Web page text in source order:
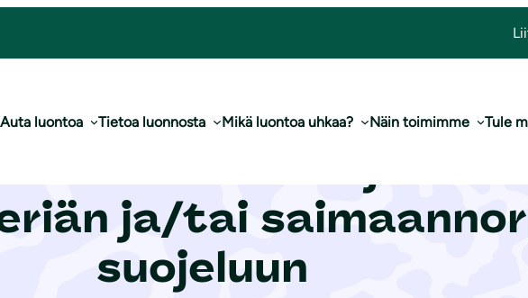
Auta luontoa Tietoa luonnosta Mikä luontoa uhkaa? Näin toimimme Tule
ja/tai saimaannorpan suojeluun
ja/tai
suojeluun